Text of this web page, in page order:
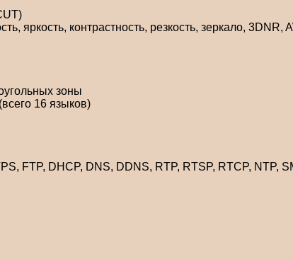
яркость, контрастность, резкость, зеркало, 3DNR,
зоны
16 языков)
FTP, DHCP, DNS, DDNS, RTP, RTSP, RTCP, NTP,